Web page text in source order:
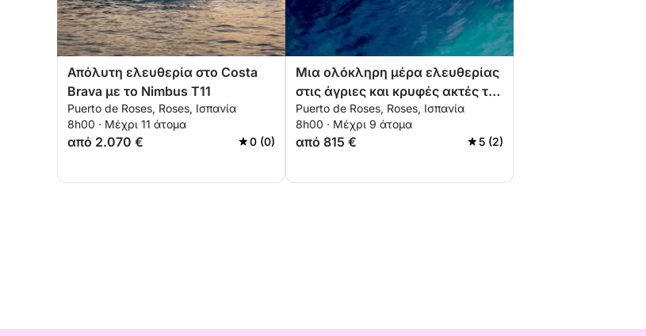
Απόλυτη ελευθερία στο Costa
Brava με το Nimbus T11
Puerto de Roses, Roses, Ισπανία
8h00 · Μέχρι 11 άτομα
από 2.070 € 0 (0)
Μια ολόκληρη μέρα ελευθερίας
στις άγριες και κρυφές ακτές της
Κόστα Μπράβα
Puerto de Roses, Roses, Ισπανία
8h00 · Μέχρι 9 άτομα
από 815 € 5 (2)